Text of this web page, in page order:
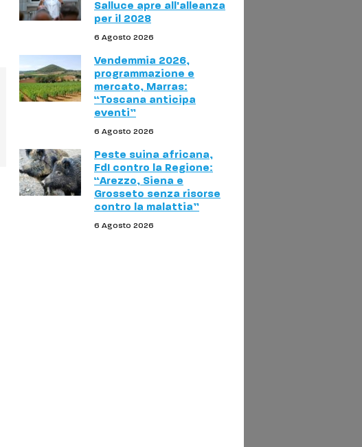
Salluce apre all'alleanza
per il 2028
6 Agosto 2026
Vendemmia 2026,
programmazione e
mercato, Marras:
“Toscana anticipa
eventi”
6 Agosto 2026
Peste suina africana,
FdI contro la Regione:
“Arezzo, Siena e
Grosseto senza risorse
contro la malattia”
6 Agosto 2026